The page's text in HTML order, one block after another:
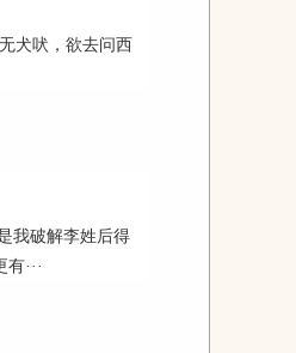
犬吠，欲去问西
我破解李姓后得
···